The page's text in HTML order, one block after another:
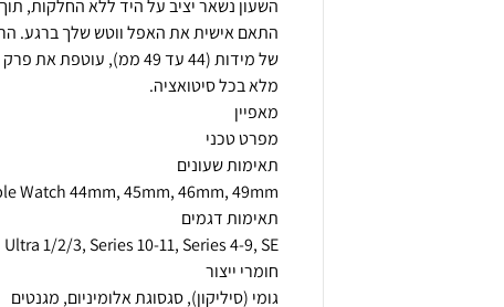
התאם אישית את האפל ווטש שלך ברגע.
של מידות (44 עד 49 ממ),